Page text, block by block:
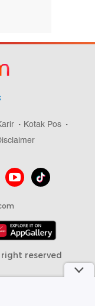
Kotak Pos
reserved